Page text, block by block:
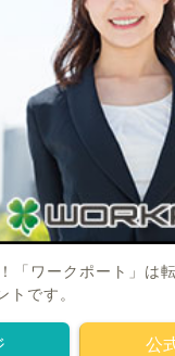
「ワークポート」は
トです。
公